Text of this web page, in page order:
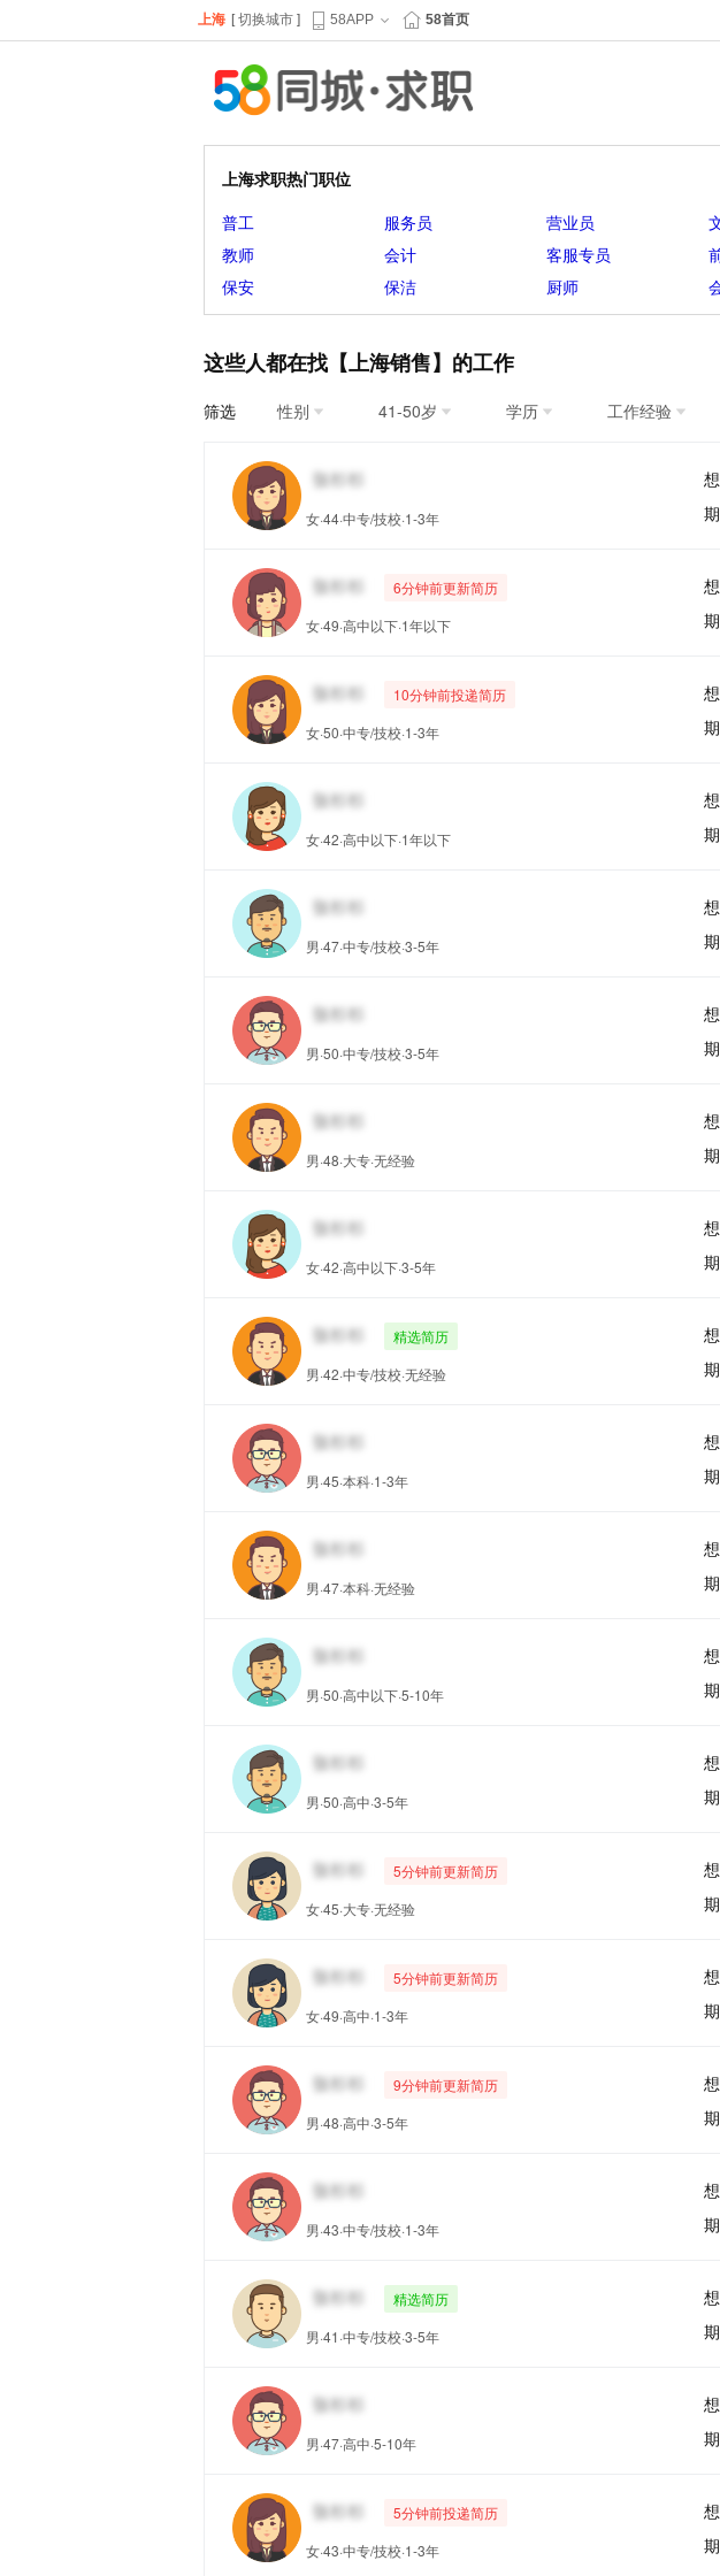
上海 [ 切换城市 ] 58APP 58首页
上海求职热门职位
普工 服务员 营业员
教师
会计 客服专员
保安
保洁 厨师
这些人都在找【上海销售】的工作
筛选 性别 41-50岁 学历 工作经验
女·44·中专/技校·1-3年
6分钟前更新简历
女·49·高中以下·1年以下
10分钟前投递简历
女·50·中专/技校·1-3年
女·42·高中以下·1年以下
男·47·中专/技校·3-5年
男·50·中专/技校·3-5年
男·48·大专·无经验
女·42·高中以下·3-5年
精选简历
男·42·中专/技校·无经验
男·45·本科·1-3年
男·47·本科·无经验
男·50·高中以下·5-10年
男·50·高中·3-5年
5分钟前更新简历
女·45·大专·无经验
5分钟前更新简历
女·49·高中·1-3年
9分钟前更新简历
男·48·高中·3-5年
男·43·中专/技校·1-3年
精选简历
男·41·中专/技校·3-5年
男·47·高中·5-10年
5分钟前投递简历
女·43·中专/技校·1-3年